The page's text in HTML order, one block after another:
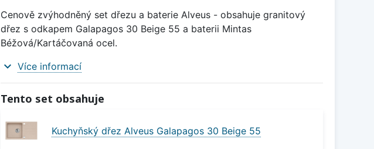
Cenově zvýhodněný set dřezu a baterie Alveus - obsahuje granitový
dřez s odkapem Galapagos 30 Beige 55 a baterii Mintas
Béžová/Kartáčovaná ocel.
expand_more Více informací
Tento set obsahuje
Kuchyňský dřez Alveus Galapagos 30 Beige 55